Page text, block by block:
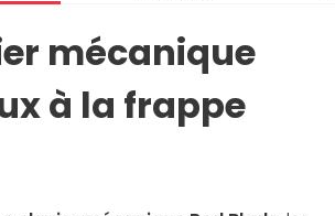
mécanique
à la frappe